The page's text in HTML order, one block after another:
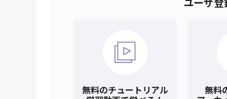
無料のチュートリアル
無料